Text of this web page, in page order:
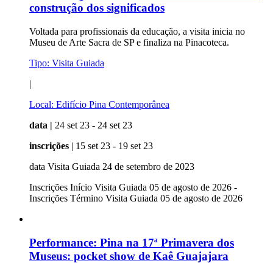
construção dos significados
Voltada para profissionais da educação, a visita inicia no
Museu de Arte Sacra de SP e finaliza na Pinacoteca.
Tipo: Visita Guiada
|
Local: Edifício Pina Contemporânea
data | 24 set 23 - 24 set 23
inscrições | 15 set 23 - 19 set 23
data Visita Guiada 24 de setembro de 2023
Inscrições Início Visita Guiada 05 de agosto de 2026 -
Inscrições Término Visita Guiada 05 de agosto de 2026
Performance: Pina na 17ª Primavera dos
Museus: pocket show de Kaê Guajajara